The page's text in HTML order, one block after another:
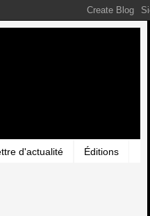
d'actualité Éditions